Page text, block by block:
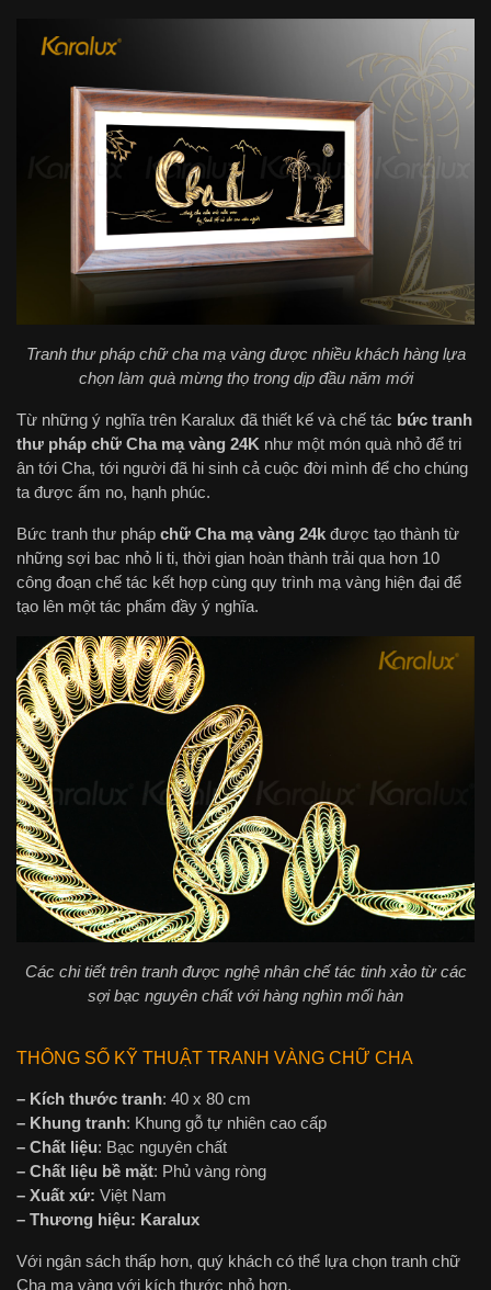
Tranh thư pháp chữ cha mạ vàng được nhiều khách hàng lựa
chọn làm quà mừng thọ trong dịp đầu năm mới
Từ những ý nghĩa trên Karalux đã thiết kế và chế tác bức tranh
thư pháp chữ Cha mạ vàng 24K như một món quà nhỏ để tri
ân tới Cha, tới người đã hi sinh cả cuộc đời mình để cho chúng
ta được ấm no, hạnh phúc.
Bức tranh thư pháp chữ Cha mạ vàng 24k được tạo thành từ
những sợi bac nhỏ li ti, thời gian hoàn thành trải qua hơn 10
công đoạn chế tác kết hợp cùng quy trình mạ vàng hiện đại để
tạo lên một tác phẩm đầy ý nghĩa.
Các chi tiết trên tranh được nghệ nhân chế tác tinh xảo từ các
sợi bạc nguyên chất với hàng nghìn mối hàn
THÔNG SỐ KỸ THUẬT TRANH VÀNG CHỮ CHA
– Kích thước tranh: 40 x 80 cm
– Khung tranh: Khung gỗ tự nhiên cao cấp
– Chất liệu: Bạc nguyên chất
– Chất liệu bề mặt: Phủ vàng ròng
– Xuất xứ: Việt Nam
– Thương hiệu: Karalux
Với ngân sách thấp hơn, quý khách có thể lựa chọn tranh chữ
Cha mạ vàng với kích thước nhỏ hơn.